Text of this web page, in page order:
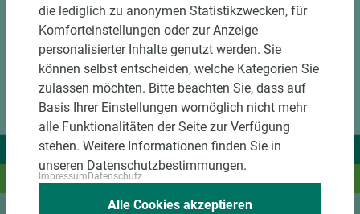
Wir liefern Ideen.
Und das passende Holz dazu.
die lediglich zu anonymen Statistikzwecken, für
Komforteinstellungen oder zur Anzeige
personalisierter Inhalte genutzt werden. Sie
können selbst entscheiden, welche Kategorien Sie
zulassen möchten. Bitte beachten Sie, dass auf
Basis Ihrer Einstellungen womöglich nicht mehr
alle Funktionalitäten der Seite zur Verfügung
stehen. Weitere Informationen finden Sie in
unseren Datenschutzbestimmungen.
ImpressumDatenschutz
Alle Cookies akzeptieren